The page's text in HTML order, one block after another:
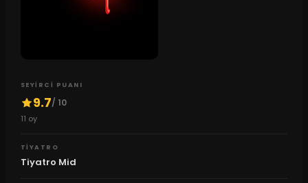
SEYIRCI PUANI
9.7/ 10
11 oy
TIYATRO
Tiyatro Mid